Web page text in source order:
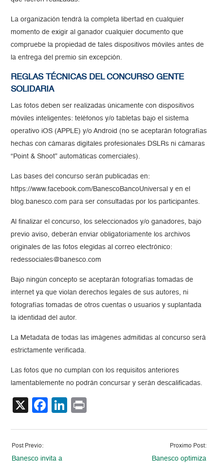
La organización tendrá la completa libertad en cualquier
momento de exigir al ganador cualquier documento que
compruebe la propiedad de tales dispositivos móviles antes de
la entrega del premio sin excepción.
REGLAS TÉCNICAS DEL CONCURSO GENTE
SOLIDARIA
Las fotos deben ser realizadas únicamente con dispositivos
móviles inteligentes: teléfonos y/o tabletas bajo el sistema
operativo iOS (APPLE) y/o Android (no se aceptarán fotografías
hechas con cámaras digitales profesionales DSLRs ni cámaras
“Point & Shoot” automáticas comerciales).
Las bases del concurso serán publicadas en:
https://www.facebook.com/BanescoBancoUniversal y en el
blog.banesco.com para ser consultadas por los participantes.
Al finalizar el concurso, los seleccionados y/o ganadores, bajo
previo aviso, deberán enviar obligatoriamente los archivos
originales de las fotos elegidas al correo electrónico:
redessociales@banesco.com
Bajo ningún concepto se aceptarán fotografías tomadas de
internet ya que violan derechos legales de sus autores, ni
fotografías tomadas de otros cuentas o usuarios y suplantada
la identidad del autor.
La Metadata de todas las imágenes admitidas al concurso será
estrictamente verificada.
Las fotos que no cumplan con los requisitos anteriores
lamentablemente no podrán concursar y serán descalificadas.
X Facebook
LinkedIn
Post Previo:
Banesco invita a
Proximo Post:
Banesco optimiza